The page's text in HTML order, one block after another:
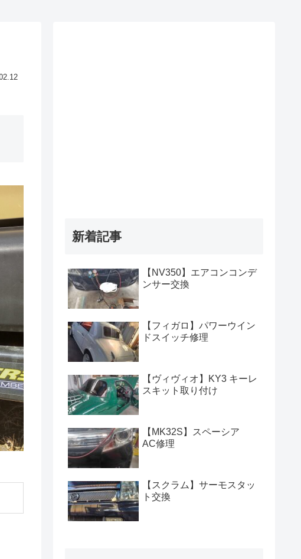
新着記事
【NV350】エアコンコンデ
ンサー交換
【フィガロ】パワーウイン
ドスイッチ修理
【ヴィヴィオ】KY3 キーレ
スキット取り付け
【MK32S】スペーシア
AC修理
【スクラム】サーモスタッ
ト交換